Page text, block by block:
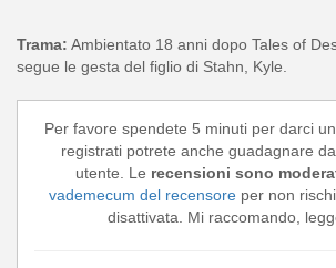
Trama: Ambientato 18 anni dopo Tales of
segue le gesta del figlio di Stahn, Kyle.
Per favore spendete 5 minuti per darci
registrati potrete anche guadagnare
utente. Le recensioni sono
vademecum del recensoreper non
disattivata. Mi raccomando,